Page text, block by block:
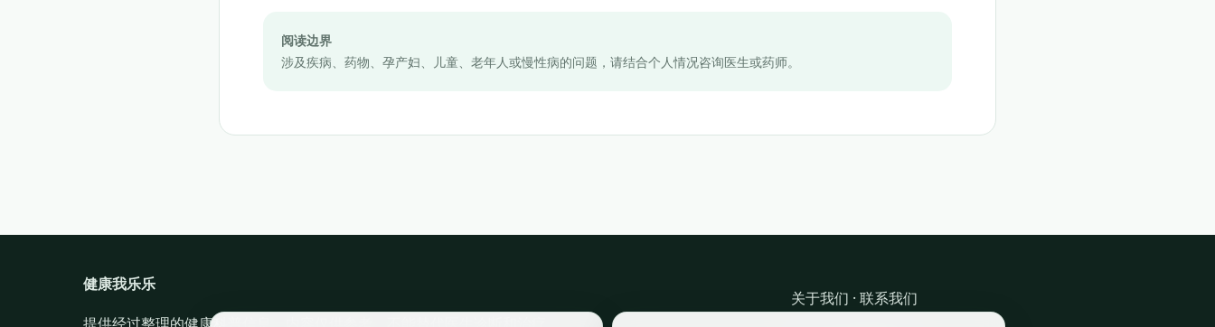
阅读边界
涉及疾病、药物、孕产妇、儿童、老年人或慢性病的问题，请结合个人情况咨询医生或药师。
健康我乐乐
关于我们 ·联系我们